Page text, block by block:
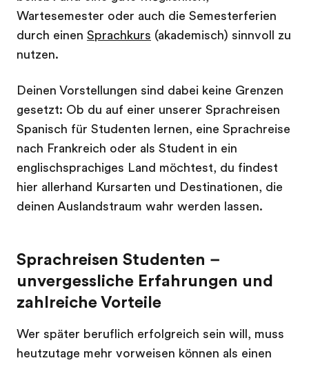
Wartesemester oder auch die Semesterferien
durch einen Sprachkurs (akademisch) sinnvoll zu
nutzen.
Deinen Vorstellungen sind dabei keine Grenzen
gesetzt: Ob du auf einer unserer Sprachreisen
Spanisch für Studenten lernen, eine Sprachreise
nach Frankreich oder als Student in ein
englischsprachiges Land möchtest, du findest
hier allerhand Kursarten und Destinationen, die
deinen Auslandstraum wahr werden lassen.
Sprachreisen Studenten –
unvergessliche Erfahrungen und
zahlreiche Vorteile
Wer später beruflich erfolgreich sein will, muss
heutzutage mehr vorweisen können als einen